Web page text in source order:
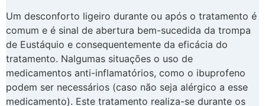
Um desconforto ligeiro durante ou após o tratamento é
comum e é sinal de abertura bem-sucedida da trompa
de Eustáquio e consequentemente da eficácia do
tratamento. Nalgumas situações o uso de
medicamentos anti-inflamatórios, como o ibuprofeno
podem ser necessários (caso não seja alérgico a esse
medicamento). Este tratamento realiza-se durante os